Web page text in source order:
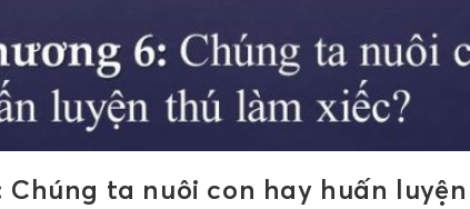
Chúng ta nuôi con hay huấn